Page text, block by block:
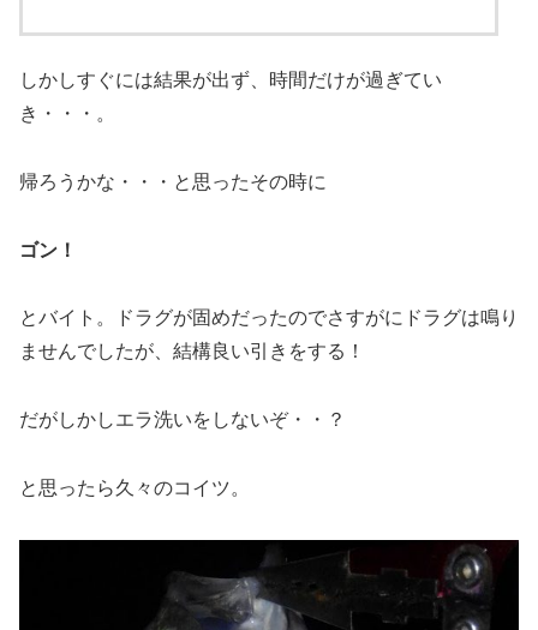
しかしすぐには結果が出ず、時間だけが過ぎてい
き・・・。
帰ろうかな・・・と思ったその時に
ゴン！
とバイト。ドラグが固めだったのでさすがにドラグは鳴り
ませんでしたが、結構良い引きをする！
だがしかしエラ洗いをしないぞ・・？
と思ったら久々のコイツ。